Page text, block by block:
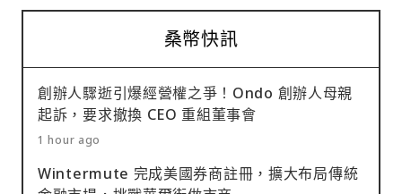
桑幣快訊
創辦人驟逝引爆經營權之爭！Ondo 創辦人母親
起訴，要求撤換 CEO 重組董事會
1 hour ago
Wintermute 完成美國券商註冊，擴大布局傳統